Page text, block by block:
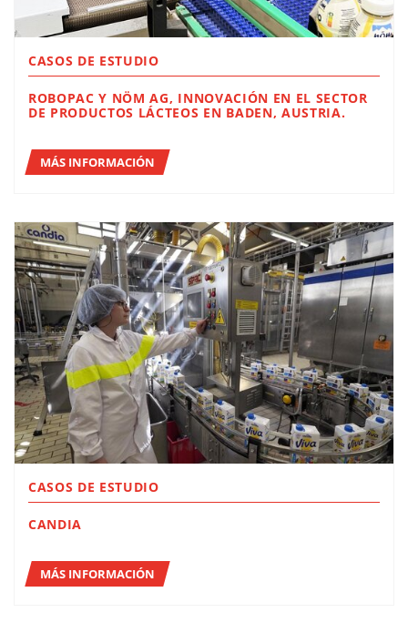
CASOS DE ESTUDIO
ROBOPAC Y NÖM AG, INNOVACIÓN EN EL SECTOR
DE PRODUCTOS LÁCTEOS EN BADEN, AUSTRIA.
MÁS INFORMACIÓN
CASOS DE ESTUDIO
CANDIA
MÁS INFORMACIÓN